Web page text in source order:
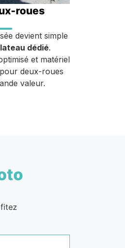
roues
devient simple
dédié.
et matériel
deux-roues
valeur.